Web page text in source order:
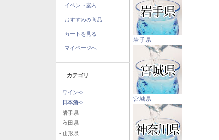
イベント案内
おすすめの商品
カートを見る
マイページへ
カテゴリ
ワイン->
日本酒->
- 岩手県
- 秋田県
- 山形県
岩手県
宮城県